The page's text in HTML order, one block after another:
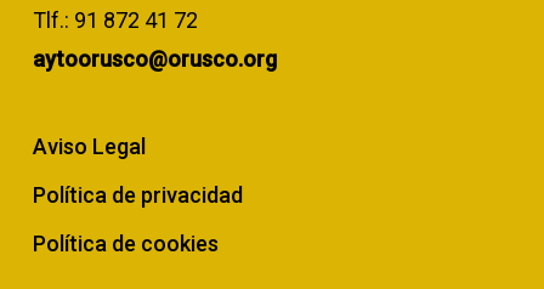
Tlf.: 91 872 41 72
aytoorusco@orusco.org
Aviso Legal
Política de privacidad
Política de cookies